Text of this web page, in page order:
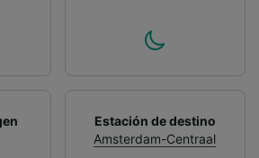
Estación de destino
Amsterdam-Centraal